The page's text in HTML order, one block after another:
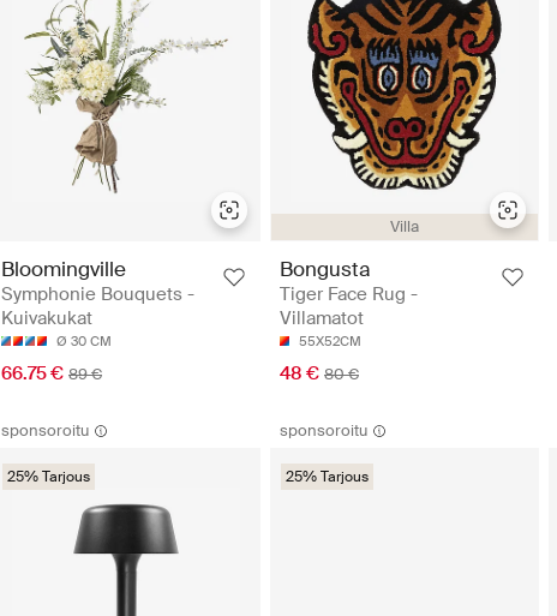
Bloomingville
Symphonie Bouquets -
Kuivakukat
Ø 30 CM
66.75 € 89 €
Villa
Bongusta
Tiger Face Rug -
Villamatot
55X52CM
48 € 80 €
sponsoroitu
25% Tarjous
sponsoroitu
25% Tarjous